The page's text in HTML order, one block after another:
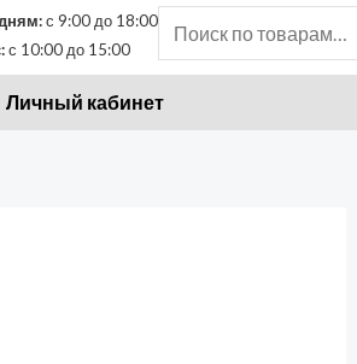
с 9:00 до 18:00
с 10:00 до 15:00
Искать:
Личный кабинет